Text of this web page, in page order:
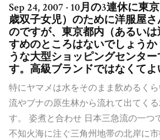
Sep 24, 2007 · 10月の3連休に東
歳双子女児）のために洋服屋
のですが、東京都内（あるい
すめのところはないでしょう
うな大型ショッピングセンタ
す。高級ブランドではなくて
特にヤマメは水をそのまま飲めるく
流やブナの原生林から流れて出てく
す。 姿煮と合わせ 日本三急流の一つ
不知火海に注ぐ三角州地帯の北岸に